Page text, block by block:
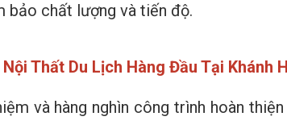
bảo chất lượng và tiến độ.
Thất Du Lịch Hàng Đầu Tại Khánh
và hàng nghìn công trình hoàn